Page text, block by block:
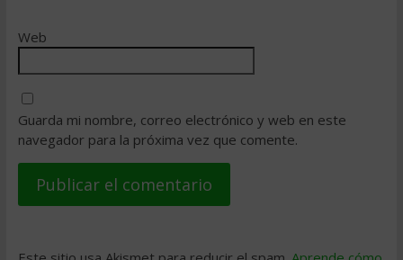
Web
Guarda mi nombre, correo electrónico y web en este
navegador para la próxima vez que comente.